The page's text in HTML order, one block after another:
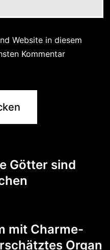
Website in diesem
Kommentar
Götter sind
mit Charme-
Organ